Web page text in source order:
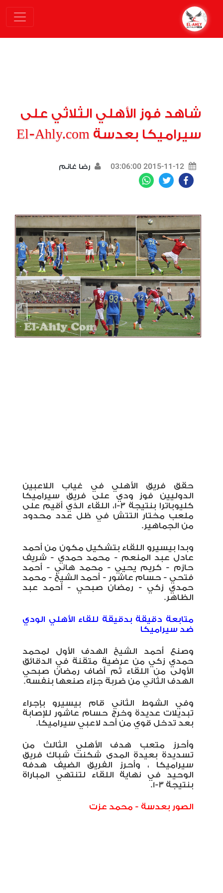
شاهد فوز الأهلي الثلاثي على
سيراميكا بعدسة El-Ahly.com
2015-11-12 03:06:00 رضا غانم
Facebook
Twitter
حقق فريق الأهلي في غياب اللاعبين
الدوليين فوز ودي على فريق سيراميكا
كليوباترا بنتيجة 3-1، اللقاء الذي أقيم على
ملعب مختار التتش في ظل عدد محدود
من الجماهير.
وبدا بيسيرو اللقاء بتشكيل مكون من أحمد
عادل عبد المنعم - محمد حمدي - شريف
حازم - كريم يحيي - محمد هاني - أحمد
فتحي - حسام عاشور - أحمد الشيخ - محمد
حمدي زكي - رمضان صبحي - أحمد عبد
الظاهر.
متابعة دقيقة بدقيقة للقاء الأهلي الودي
ضد سيراميكا
وصنع أحمد الشيخ الهدف الأول لمحمد
حمدي زكي من عرضية متقنة في الدقائق
الأولى من اللقاء ثم أضاف رمضان صبحي
الهدف الثاني من ضربة جزاء صنعها بنفسه.
وفي الشوط الثاني قام بيسيرو بإجراء
تبديلات عديدة وخرج حسام عاشور للإصابة
بعد تدخل قوي من أحد لاعبي سيراميكا.
وأحرز متعب هدف الأهلي الثالث من
تسديدة بعيدة المدى شكنت شباك فريق
سيراميكا ، وأحرز الفريق الضيف هدفه
الوحيد في نهاية اللقاء لتنتهي المباراة
بنتيجة 3-1.
الصور بعدسة - محمد عزت